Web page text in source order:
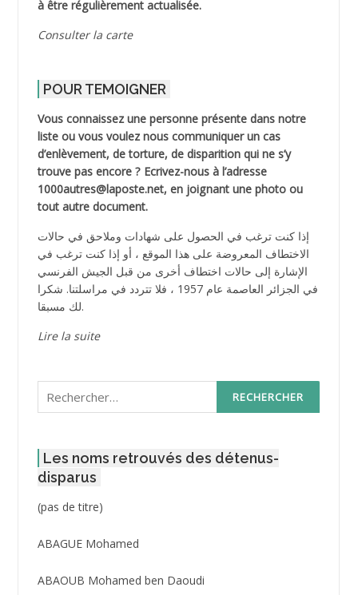
à être régulièrement actualisée.
Consulter la carte
POUR TEMOIGNER
Vous connaissez une personne présente dans notre
liste ou vous voulez nous communiquer un cas
d’enlèvement, de torture, de disparition qui ne s’y
trouve pas encore ? Ecrivez-nous à l’adresse
1000autres@laposte.net, en joignant une photo ou
tout autre document.
إذا كنت ترغب في الحصول على شهادات وملاحق في حالات
الاختطاف المعروضة على هذا الموقع ، أو إذا كنت ترغب في
الإشارة إلى حالات اختطاف أخرى من قبل الجيش الفرنسي
في الجزائر العاصمة عام 1957 ، فلا تتردد في مراسلتنا. شكرا
لك مسبقا.
Lire la suite
Rechercher :
Les noms retrouvés des détenus-
disparus
(pas de titre)Post
3416
ABAGUE Mohamed
ABAOUB Mohamed ben Daoudi